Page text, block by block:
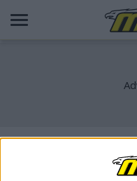
Παράκαμψη
προς
Moto Guzzi V7